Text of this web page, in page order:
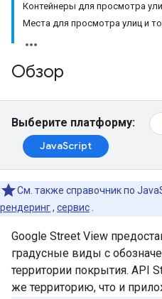
Контейнеры для просмотра
Места для просмотра улиц и
Обзор
Выберите платформу:
JavaScript
См. также справочник по
рендеринг, сервис
Google Street View
градусные виды с
территории покрытия. API
же территорию, что и